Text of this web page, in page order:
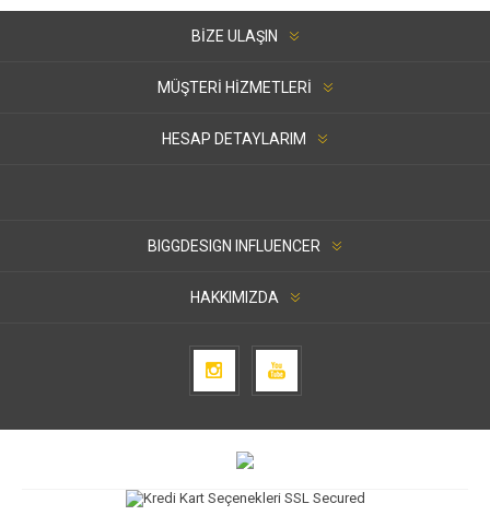
BIZE ULAŞIN
MÜŞTERI HIZMETLERI
HESAP DETAYLARIM
BIGGDESIGN INFLUENCER
HAKKIMIZDA